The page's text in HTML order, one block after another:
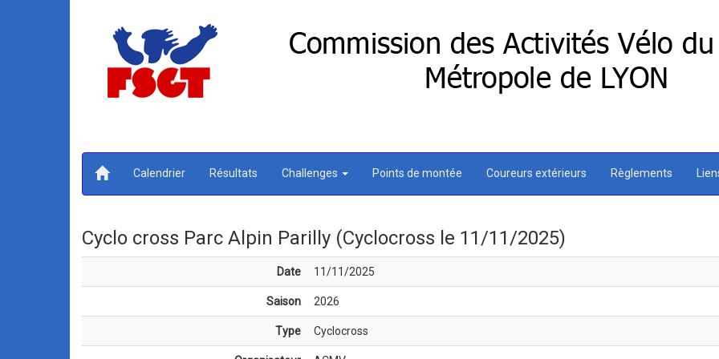
Calendrier Résultats Challenges Points de montée Coureurs extérieurs Règlements
Cyclo cross Parc Alpin Parilly (Cyclocross le 11/11/2025)
Date 11/11/2025
Saison 2026
Type Cyclocross